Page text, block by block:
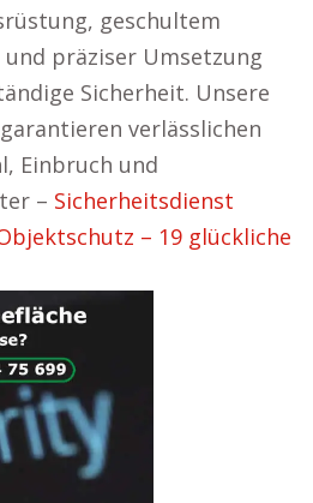
geschultem
präziser Umsetzung
Sicherheit. Unsere
verlässlichen
Einbruch und
– Sicherheitsdienst
– 19 glückliche